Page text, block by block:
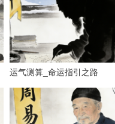
运气测算_命运指引之路